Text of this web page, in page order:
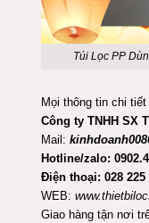
Túi Lọc PP
Mọi thông tin chi
Công ty TNHH SX
Mail:
Hotline/zalo:
Điện thoại: 028 225
WEB:
Giao hàng tận nơi